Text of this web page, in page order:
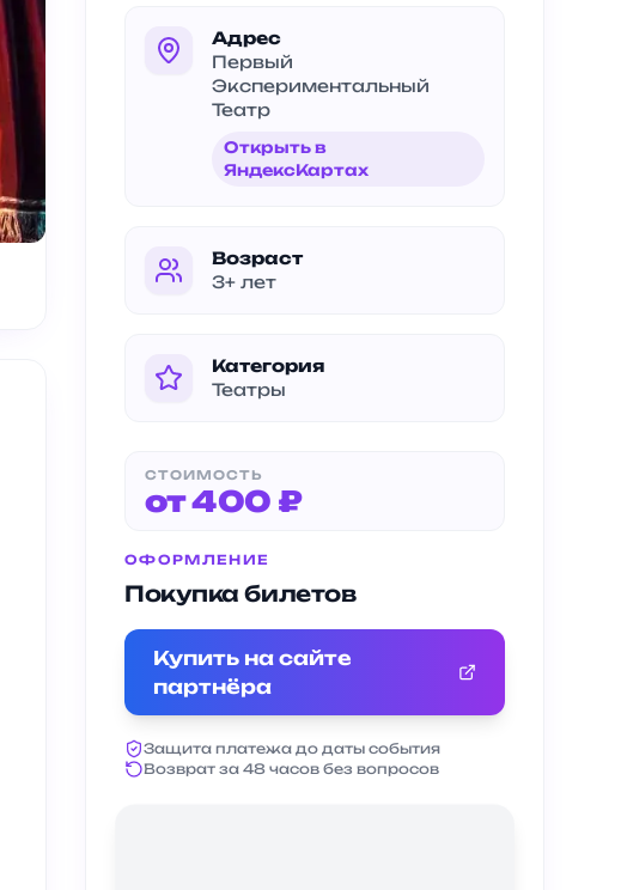
Адрес
Первый
Экспериментальный
Театр
Открыть в
ЯндексКартах
Возраст
3+ лет
Категория
Театры
СТОИМОСТЬ
от 400 ₽
ОФОРМЛЕНИЕ
Покупка билетов
Купить на сайте
партнёра
Защита платежа до даты события
Возврат за 48 часов без вопросов